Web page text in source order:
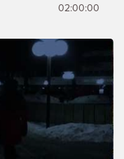
02:00:00